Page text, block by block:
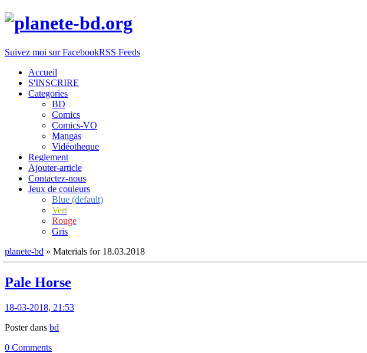
Suivez moi sur FacebookRSS Feeds
Accueil
S'INSCRIRE
Categories
BD
Comics
Comics-VO
Mangas
Vidéotheque
Reglement
Ajouter-article
Contactez-nous
Jeux de couleurs
Blue (default)
Vert
Rouge
Gris
planete-bd » Materials for 18.03.2018
Pale Horse
18-03-2018, 21:53
Poster dans bd
0 Comments